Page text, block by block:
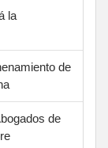
la
de
de